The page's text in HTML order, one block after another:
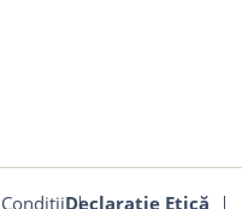
Declarație Etică